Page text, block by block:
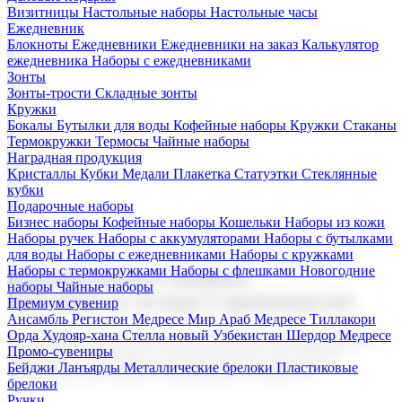
Визитницы Настольные наборы Настольные часы
Ежедневник
Блокноты Ежедневники Ежедневники на заказ Калькулятор
ежедневника Наборы с ежедневниками
Зонты
Зонты-трости Складные зонты
Кружки
Бокалы Бутылки для воды Кофейные наборы Кружки Стаканы
Термокружки Термосы Чайные наборы
Наградная продукция
Kристаллы Кубки Медали Плакетка Статуэтки Стеклянные
кубки
Подарочные наборы
Бизнес наборы Кофейные наборы Кошельки Наборы из кожи
Наборы ручек Наборы с аккумуляторами Наборы с бутылками
для воды Наборы с ежедневниками Наборы с кружками
Наборы с термокружками Наборы с флешками Новогодние
наборы Чайные наборы
Премиум сувенир
Ансамбль Регистон Медресе Мир Араб Медресе Тиллакори
Орда Худояр-хана Стелла новый Узбекистан Шердор Медресе
Промо-сувениры
Бейджи Ланъярды Металлические брелоки Пластиковые
брелоки
Корпоративные подарки
Поставка со склада и производство
Мы предлагаем широкий выбор корпоративных подарков и
сувениров с логотипом. В нашем каталоге вы найдете
продукцию для бизнеса, мероприятия и клиентов.